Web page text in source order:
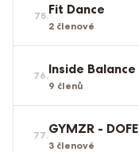
75.Fit Dance
2 členové
76.
9 členů
77.GYMZR - DOFE
3 členové